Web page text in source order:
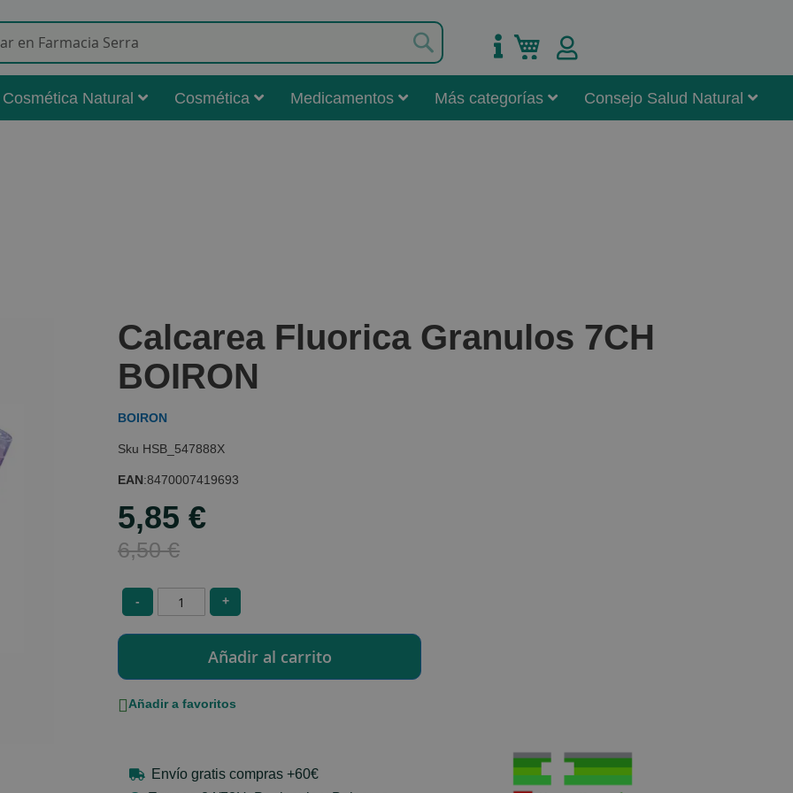
Mi carrito
Cosmética Natural Cosmética Medicamentos Más categorías Consejo Salud Natural
Calcarea Fluorica Granulos 7CH
BOIRON
BOIRON
HSB_547888X
EAN:8470007419693
Special
Price
5,85 €
6,50 €
- +
Añadir a favoritos
Envío gratis compras +60€